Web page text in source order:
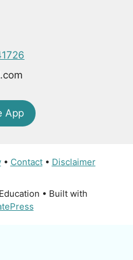
App
• Contact• Disclaimer
• Built with